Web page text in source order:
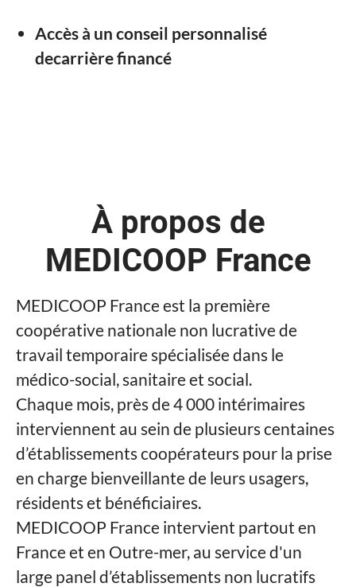
Accès à un conseil personnalisé
decarrière financé
À propos de
MEDICOOP France
MEDICOOP France est la première
coopérative nationale non lucrative de
travail temporaire spécialisée dans le
médico-social, sanitaire et social.
Chaque mois, près de 4 000 intérimaires
interviennent au sein de plusieurs centaines
d’établissements coopérateurs pour la prise
en charge bienveillante de leurs usagers,
résidents et bénéficiaires.
MEDICOOP France intervient partout en
France et en Outre-mer, au service d'un
large panel d’établissements non lucratifs